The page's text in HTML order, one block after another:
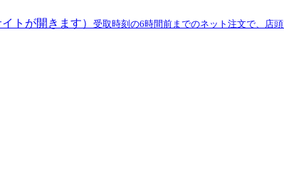
トが開きます） 受取時刻の6時間前までのネット注文で、店